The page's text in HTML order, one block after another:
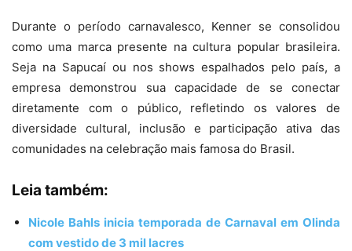
Durante o período carnavalesco, Kenner se consolidou
como uma marca presente na cultura popular brasileira.
Seja na Sapucaí ou nos shows espalhados pelo país, a
empresa demonstrou sua capacidade de se conectar
diretamente com o público, refletindo os valores de
diversidade cultural, inclusão e participação ativa das
comunidades na celebração mais famosa do Brasil.
Leia também:
Nicole Bahls inicia temporada de Carnaval em Olinda
com vestido de 3 mil lacres